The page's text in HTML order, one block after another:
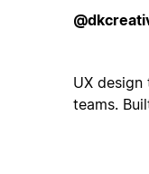
UX
teams.